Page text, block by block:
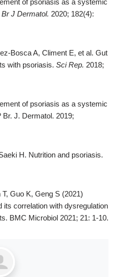
of psoriasis as a systemic
Br J Dermatol. 2020; 182(4):
A, Climent E, et al. Gut
with psoriasis. Sci Rep. 2018;
of psoriasis as a systemic
J. Dermatol. 2019;
H. Nutrition and psoriasis.
K, Geng S (2021)
its correlation with dysregulation
BMC Microbiol 2021; 21: 1-10.